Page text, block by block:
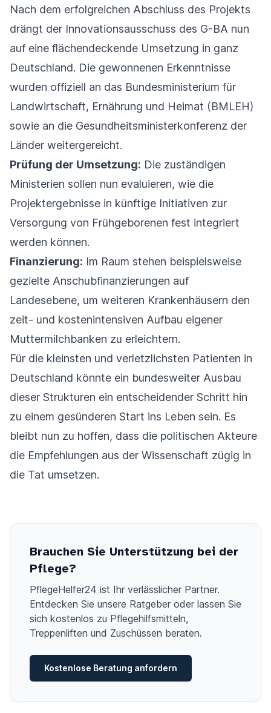
Nach dem erfolgreichen Abschluss des Projekts
drängt der Innovationsausschuss des G-BA nun
auf eine flächendeckende Umsetzung in ganz
Deutschland. Die gewonnenen Erkenntnisse
wurden offiziell an das Bundesministerium für
Landwirtschaft, Ernährung und Heimat (BMLEH)
sowie an die Gesundheitsministerkonferenz der
Länder weitergereicht.
Prüfung der Umsetzung: Die zuständigen
Ministerien sollen nun evaluieren, wie die
Projektergebnisse in künftige Initiativen zur
Versorgung von Frühgeborenen fest integriert
werden können.
Finanzierung: Im Raum stehen beispielsweise
gezielte Anschubfinanzierungen auf
Landesebene, um weiteren Krankenhäusern den
zeit- und kostenintensiven Aufbau eigener
Muttermilchbanken zu erleichtern.
Für die kleinsten und verletzlichsten Patienten in
Deutschland könnte ein bundesweiter Ausbau
dieser Strukturen ein entscheidender Schritt hin
zu einem gesünderen Start ins Leben sein. Es
bleibt nun zu hoffen, dass die politischen Akteure
die Empfehlungen aus der Wissenschaft zügig in
die Tat umsetzen.
Brauchen Sie Unterstützung bei der
Pflege?
PflegeHelfer24 ist Ihr verlässlicher Partner.
Entdecken Sie unsere Ratgeber oder lassen Sie
sich kostenlos zu Pflegehilfsmitteln,
Treppenliften und Zuschüssen beraten.
Kostenlose Beratung anfordern